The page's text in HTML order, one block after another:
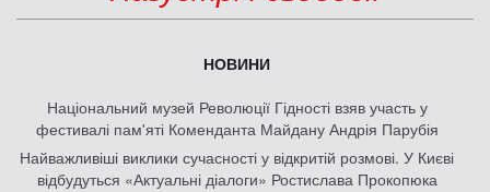
НОВИНИ
Національний музей Революції Гідності взяв участь у
фестивалі пам'яті Коменданта Майдану Андрія Парубія
Найважливіші виклики сучасності у відкритій розмові. У Києві
відбудуться «Актуальні діалоги» Ростислава Прокопюка